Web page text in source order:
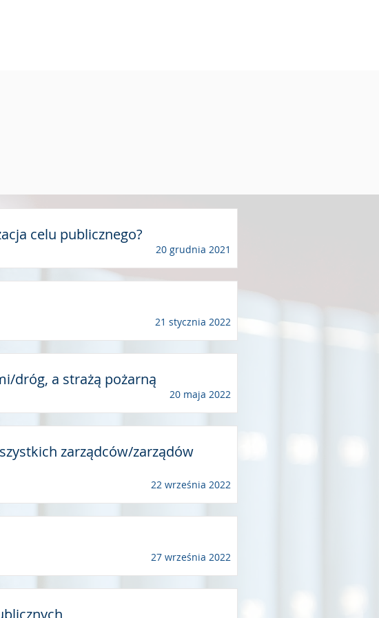
celu publicznego?
20 grudnia 2021
21 stycznia 2022
dróg, a strażą pożarną
20 maja 2022
zarządców/zarządów
22 września 2022
27 września 2022